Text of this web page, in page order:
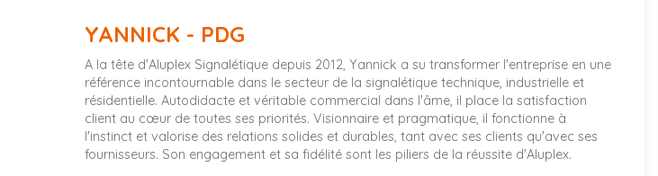
YANNICK - PDG
A la tête d'Aluplex Signalétique depuis 2012, Yannick a su transformer l'entreprise en une
référence incontournable dans le secteur de la signalétique technique, industrielle et
résidentielle. Autodidacte et véritable commercial dans l'âme, il place la satisfaction
client au cœur de toutes ses priorités. Visionnaire et pragmatique, il fonctionne à
l'instinct et valorise des relations solides et durables, tant avec ses clients qu'avec ses
fournisseurs. Son engagement et sa fidélité sont les piliers de la réussite d'Aluplex.